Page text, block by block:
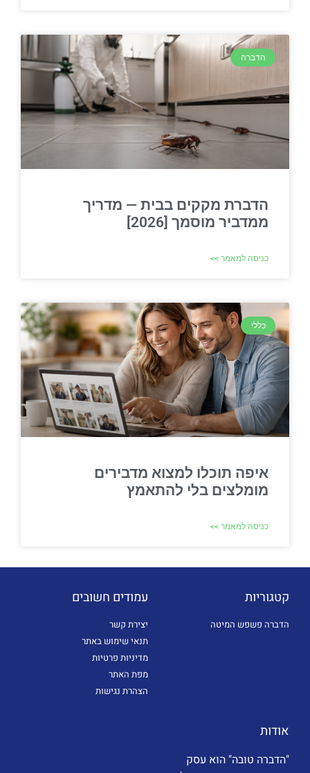
הדברה
הדברת מקקים בבית — מדריך
ממדביר מוסמך [2026]
כניסה למאמר >>
כללי
איפה תוכלו למצוא מדבירים
מומלצים בלי להתאמץ
כניסה למאמר >>
קטגוריות
הדברה פשפש המיטה
עמודים חשובים
יצירת קשר
תנאי שימוש באתר
מדיניות פרטיות
מפת האתר
הצהרת נגישות
אודות
"הדברה טובה" הוא עסק